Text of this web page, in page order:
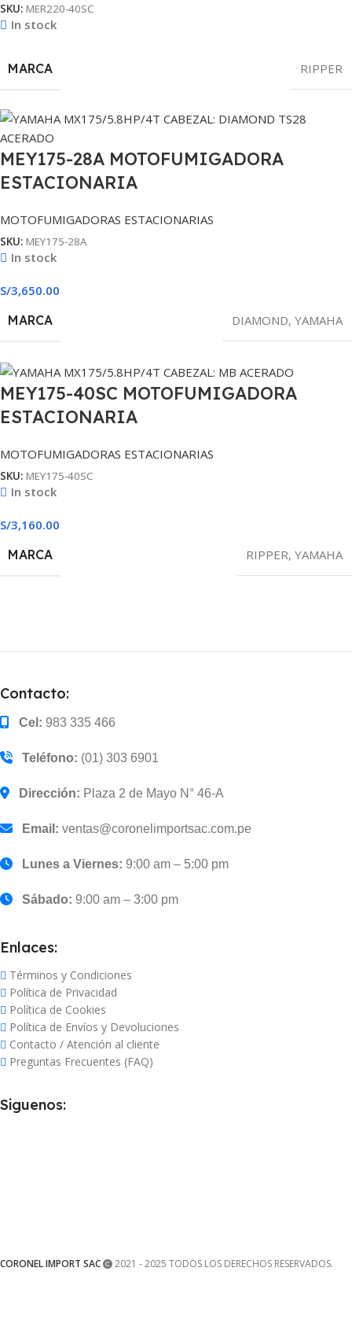
SKU: MER220-40SC
In stock
MARCA RIPPER
MEY175-28A MOTOFUMIGADORA
ESTACIONARIA
MOTOFUMIGADORAS ESTACIONARIAS
SKU: MEY175-28A
In stock
S/3,650.00
MARCA
DIAMOND, YAMAHA
MEY175-40SC MOTOFUMIGADORA
ESTACIONARIA
MOTOFUMIGADORAS ESTACIONARIAS
SKU: MEY175-40SC
In stock
S/3,160.00
MARCA
RIPPER, YAMAHA
Contacto:
Cel: 983 335 466
Teléfono: (01) 303 6901
Dirección: Plaza 2 de Mayo N° 46-A
Email: ventas@coronelimportsac.com.pe
Lunes a Viernes: 9:00 am – 5:00 pm
Sábado: 9:00 am – 3:00 pm
Enlaces:
Términos y Condiciones
Política de Privacidad
Política de Cookies
Política de Envíos y Devoluciones
Contacto / Atención al cliente
Preguntas Frecuentes (FAQ)
Siguenos:
CORONEL IMPORT SAC 2021 - 2025 TODOS LOS DERECHOS RESERVADOS.